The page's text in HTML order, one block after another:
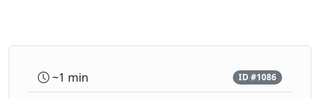
~1 min ID #1086